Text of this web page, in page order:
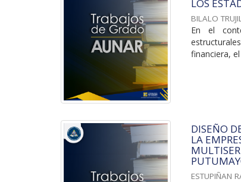
LOS
BILALO
En el
financiera,
DISEÑO
LA
ESTUPIÑAN